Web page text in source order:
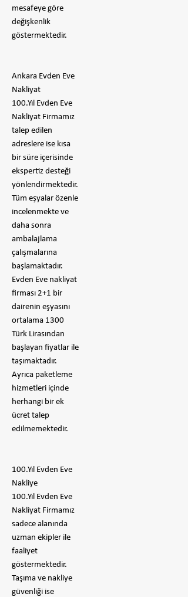
mesafeye göre
değişkenlik
göstermektedir.
Ankara Evden Eve
Nakliyat
100.Yıl Evden Eve
Nakliyat Firmamız
talep edilen
adreslere ise kısa
bir süre içerisinde
ekspertiz desteği
yönlendirmektedir.
Tüm eşyalar özenle
incelenmekte ve
daha sonra
ambalajlama
çalışmalarına
başlamaktadır.
Evden Eve nakliyat
firması 2+1 bir
dairenin eşyasını
ortalama 1300
Türk Lirasından
başlayan fiyatlar ile
taşımaktadır.
Ayrıca paketleme
hizmetleri içinde
herhangi bir ek
ücret talep
edilmemektedir.
100.Yıl Evden Eve
Nakliye
100.Yıl Evden Eve
Nakliyat Firmamız
sadece alanında
uzman ekipler ile
faaliyet
göstermektedir.
Taşıma ve nakliye
güvenliği ise